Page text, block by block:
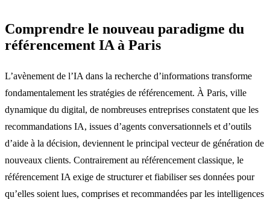
Comprendre le nouveau paradigme du
référencement IA à Paris
L’avènement de l’IA dans la recherche d’informations transforme
fondamentalement les stratégies de référencement. À Paris, ville
dynamique du digital, de nombreuses entreprises constatent que les
recommandations IA, issues d’agents conversationnels et d’outils
d’aide à la décision, deviennent le principal vecteur de génération de
nouveaux clients. Contrairement au référencement classique, le
référencement IA exige de structurer et fiabiliser ses données pour
qu’elles soient lues, comprises et recommandées par les intelligences